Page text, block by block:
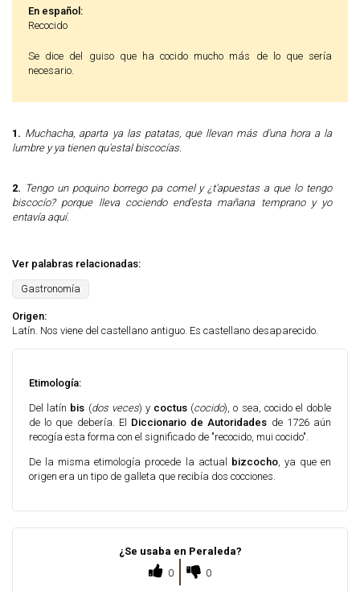
En español:
Recocido
Se dice del guiso que ha cocido mucho más de lo que sería
necesario.
1. Muchacha, aparta ya las patatas, que llevan más d'una hora a la
lumbre y ya tienen qu'estal biscocías.
2. Tengo un poquino borrego pa comel y ¿t'apuestas a que lo tengo
biscocío? porque lleva cociendo end'esta mañana temprano y yo
entavía aquí.
Ver palabras relacionadas:
Gastronomía
Origen:
Latín. Nos viene del castellano antiguo. Es castellano desaparecido.
Etimología:
Del latín bis (dos veces) y coctus (cocido), o sea, cocido el doble
de lo que debería. El Diccionario de Autoridades de 1726 aún
recogía esta forma con el significado de "recocido, mui cocido".
De la misma etimología procede la actual bizcocho, ya que en
origen era un tipo de galleta que recibía dos cocciones.
¿Se usaba en Peraleda?
0
0